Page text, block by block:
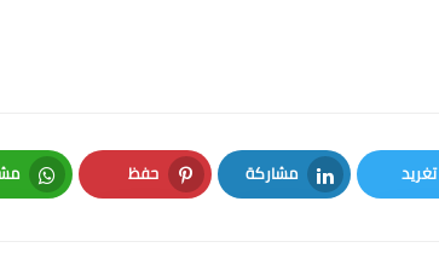
تغريد
Twitter
مشاركة
LinkedIn
حفظ
Pinterest